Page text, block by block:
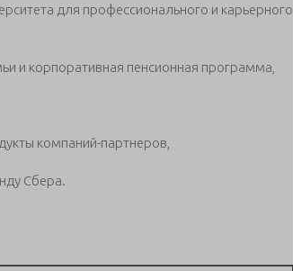
для профессионального и карьерного
и корпоративная пенсионная программа,
компаний-партнеров,
Сбера.